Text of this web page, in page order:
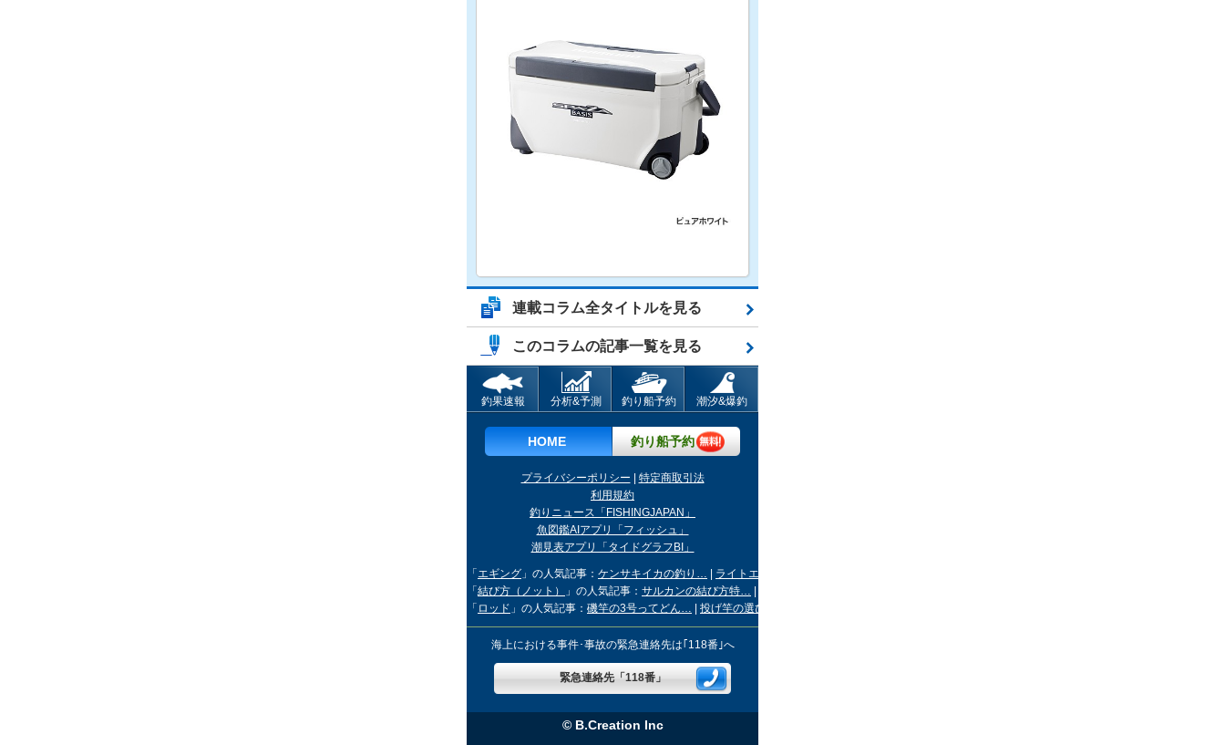
連載コラム全タイトルを見る
このコラムの記事一覧を見る
釣果速報 分析&予測 釣り船予約 潮汐&爆釣
HOME 釣り船予約
プライバシーポリシー
特定商取引法
利用規約
釣りニュース「FISHINGJAPAN」
魚図鑑AIアプリ「フィッシュ」
潮見表アプリ「タイドグラフBI」
「 エギング 」の人気記事： ケンサキイカの釣り… ライトエギング釣行…
「 結び方（ノット） 」の人気記事： サルカンの結び方特…
「 ロッド 」の人気記事： 磯竿の3号ってどん… 投げ竿の選び方！ダ…
海上における事件･事故の緊急連絡先は｢118番｣へ
緊急連絡先「118番」
© B.Creation Inc